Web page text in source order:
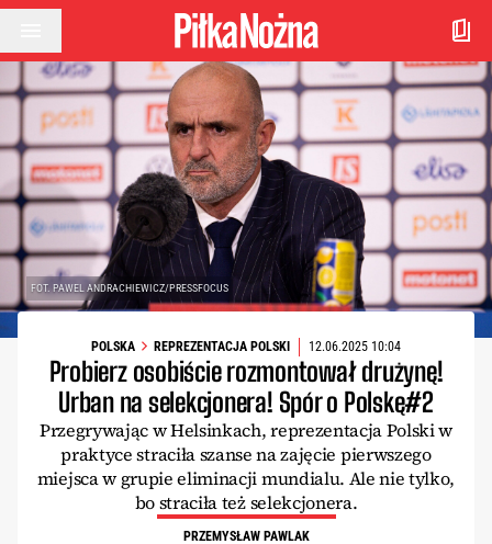
Przejdź do treści
FOT. PAWEL ANDRACHIEWICZ/PRESSFOCUS
POLSKA REPREZENTACJA POLSKI 12.06.2025 10:04
Probierz osobiście rozmontował drużynę!
Urban na selekcjonera! Spór o Polskę#2
Przegrywając w Helsinkach, reprezentacja Polski w
praktyce straciła szanse na zajęcie pierwszego
miejsca w grupie eliminacji mundialu. Ale nie tylko,
bo straciła też selekcjonera.
PRZEMYSŁAW PAWLAK